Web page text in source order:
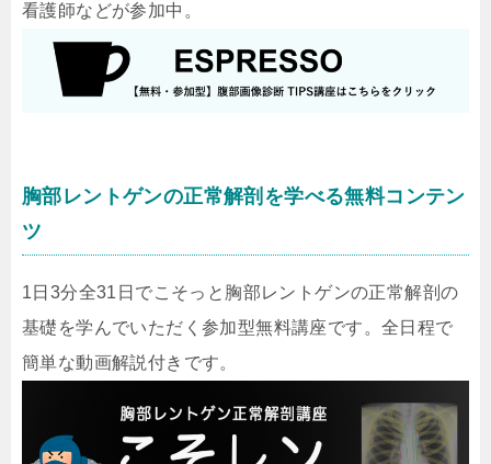
看護師などが参加中。
胸部レントゲンの正常解剖を学べる無料コンテン
ツ
1日3分全31日でこそっと胸部レントゲンの正常解剖の
基礎を学んでいただく参加型無料講座です。全日程で
簡単な動画解説付きです。